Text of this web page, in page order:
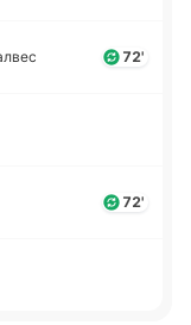
72'
72'